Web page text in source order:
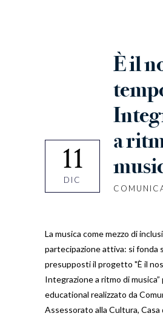
11
DIC
È il
a
La musica come mezzo di
partecipazione attiva: si fonda
presupposti il progetto "È il
Integrazione a ritmo di
educational realizzato da
Assessorato alla Cultura, Casa